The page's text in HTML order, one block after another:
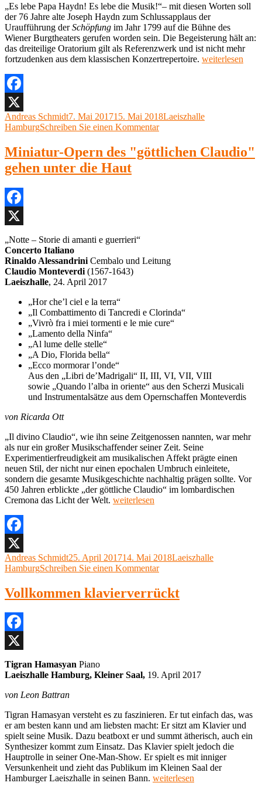
„Es lebe Papa Haydn! Es lebe die Musik!“– mit diesen Worten soll
der 76 Jahre alte Joseph Haydn zum Schlussapplaus der
Uraufführung derSchöpfung im Jahr 1799 auf die Bühne des
Wiener Burgtheaters gerufen worden sein. Die Begeisterung hält an:
das dreiteilige Oratorium gilt als Referenzwerk und ist nicht mehr
fortzudenken aus dem klassischen Konzertrepertoire. „Joseph
Hamburg,
Symphoniker
weiterlesen
Facebook
X
Autor
Andreas SchmidtVeröffentlicht
am
7. Mai 201715. Mai 2018Kategorien
Laeiszhalle
HamburgSchreiben Sie einen Kommentarzu
Haydn,
Die
Winkel,
Laeiszhalle
Hamburg
Miniatur-Opern des "göttlichen Claudio"
gehen unter die Haut
Facebook
X
„Notte – Storie di amanti e guerrieri“
Concerto Italiano
Rinaldo Alessandrini Cembalo und Leitung
Claudio Monteverdi (1567-1643)
Laeiszhalle, 24. April 2017
„Hor che’l ciel e la terra“
„Il Combattimento di Tancredi e Clorinda“
„Vivrò fra i miei tormenti e le mie cure“
„Lamento della Ninfa“
„Al lume delle stelle“
„A Dio, Florida bella“
„Ecco mormorar l’onde“
Aus den „Libri de’Madrigali“ II, III, VI, VII, VIII
sowie „Quando l’alba in oriente“ aus den Scherzi Musicali
und Instrumentalsätze aus dem Opernschaffen Monteverdis
von Ricarda Ott
„Il divino Claudio“, wie ihn seine Zeitgenossen nannten, war mehr
als nur ein großer Musikschaffender seiner Zeit. Seine
Experimentierfreudigkeit am musikalischen Affekt prägte einen
neuen Stil, der nicht nur einen epochalen Umbruch einleitete,
sondern die gesamte Musikgeschichte nachhaltig prägen sollte. Vor
450 Jahren erblickte „der göttliche Claudio“ im lombardischen
Cremona das Licht der Welt. „Concerto
Monteverdi,
Laeiszhalle
Hamburg“
weiterlesen
Facebook
X
Autor
Andreas SchmidtVeröffentlicht
am
25. April 201714. Mai 2018Kategorien
Laeiszhalle
HamburgSchreiben Sie einen Kommentarzu
Italiano,
Rinaldo
Vollkommen klavierverrückt
Facebook
X
Tigran Hamasyan Piano
Laeiszhalle Hamburg, Kleiner Saal, 19. April 2017
von Leon Battran
Tigran Hamasyan versteht es zu faszinieren. Er tut einfach das, was
er am besten kann und am liebsten macht: Er sitzt am Klavier und
spielt seine Musik. Dazu beatboxt er und summt ätherisch, auch ein
Synthesizer kommt zum Einsatz. Das Klavier spielt jedoch die
Hauptrolle in seiner One-Man-Show. Er spielt es mit inniger
Versunkenheit und zieht das Publikum im Kleinen Saal der
Hamburger Laeiszhalle in seinen Bann. „Tigran
weiterlesen